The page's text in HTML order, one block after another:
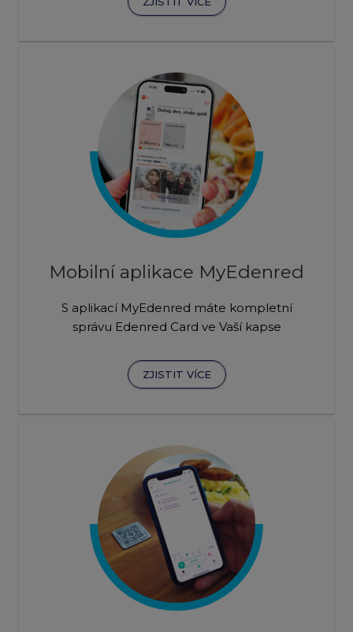
Mobilní aplikace MyEdenred
S aplikací MyEdenred máte kompletní
správu Edenred Card ve Vaší kapse
ZJISTIT VÍCE